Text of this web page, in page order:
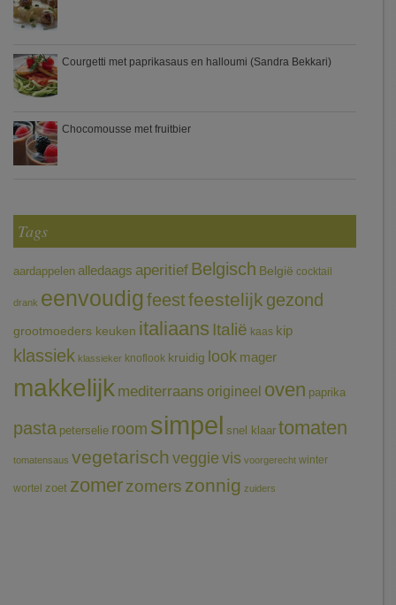
Courgetti met paprikasaus en halloumi (Sandra Bekkari)
Chocomousse met fruitbier
Tags
aardappelen alledaags aperitief Belgisch België cocktail
drank eenvoudigfeestfeestelijk gezond
grootmoeders keuken italiaans Italië kaas kip
klassiek klassieker knoflook kruidig look mager
makkelijk mediterraans origineel oven paprika
pasta peterselie room simpel snel klaar tomaten
tomatensaus vegetarischveggie vis voorgerecht winter
wortel zoet zomerzomers zonnig zuiders